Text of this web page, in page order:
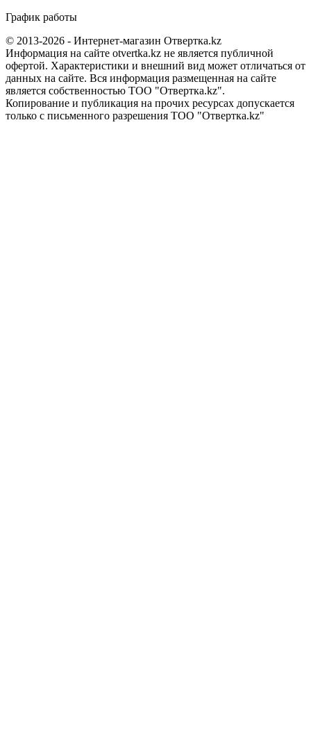
График работы
© 2013-2026 - Интернет-магазин Отвертка.kz
Информация на сайте otvertka.kz не является публичной
офертой. Характеристики и внешний вид может отличаться от
данных на сайте. Вся информация размещенная на сайте
является собственностью ТОО "Отвертка.kz".
Копирование и публикация на прочих ресурсах допускается
только с письменного разрешения ТОО "Отвертка.kz"